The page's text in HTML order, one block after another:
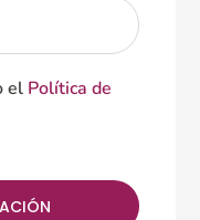
el Política de